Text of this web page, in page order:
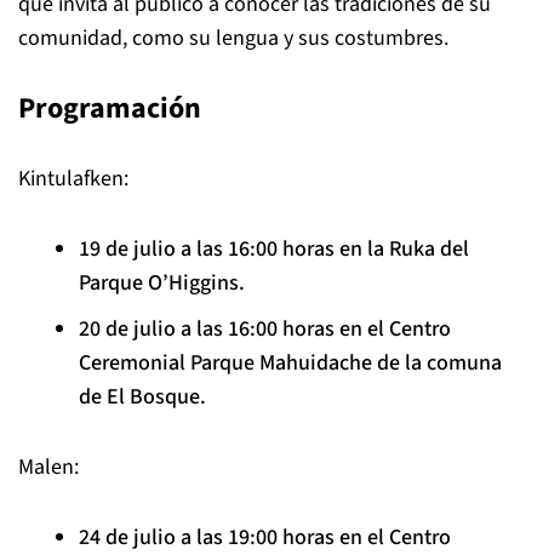
comunidad, como su lengua y sus costumbres.
Programación
Kintulafken:
19 de julio a las 16:00 horas en la Ruka del
Parque O’Higgins.
20 de julio a las 16:00 horas en el Centro
Ceremonial Parque Mahuidache de la comuna
de El Bosque.
Malen:
24 de julio a las 19:00 horas en el Centro